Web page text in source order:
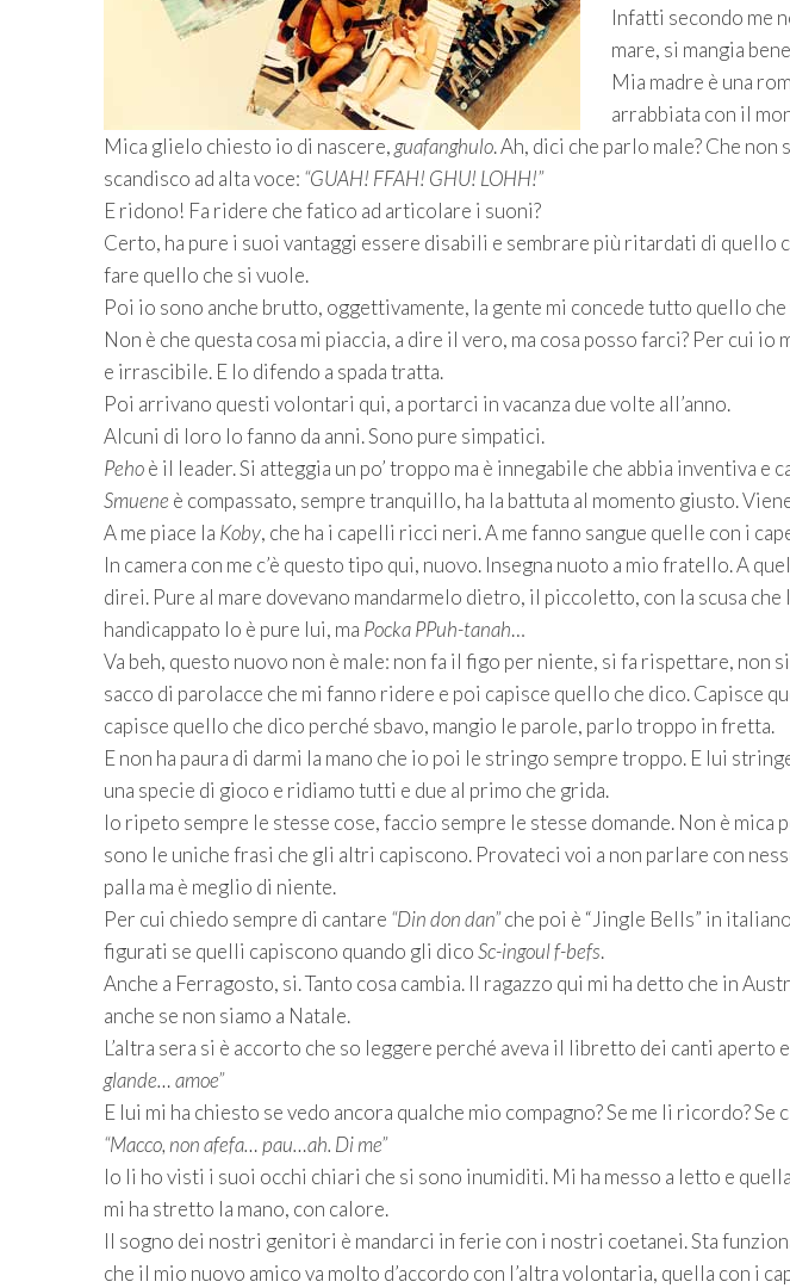
Infatti secondo me
mare, si mangia
Mia madre è una
arrabbiata con il
Mica glielo chiesto io di nascere,guafanghulo. Ah, dici che parlo male? Che non
scandisco ad alta voce: “GUAH! FFAH! GHU! LOHH!”
E ridono! Fa ridere che fatico ad articolare i suoni?
Certo, ha pure i suoi vantaggi essere disabili e sembrare più ritardati di quello
fare quello che si vuole.
Poi io sono anche brutto, oggettivamente, la gente mi concede tutto quello
Non è che questa cosa mi piaccia, a dire il vero, ma cosa posso farci? Per cui
e irrascibile. E lo difendo a spada tratta.
Poi arrivano questi volontari qui, a portarci in vacanza due volte all’anno.
Alcuni di loro lo fanno da anni. Sono pure simpatici.
Pehoè il leader. Si atteggia un po’ troppo ma è innegabile che abbia inventiva e
Smuene è compassato, sempre tranquillo, ha la battuta al momento giusto.
A me piace la Koby, che ha i capelli ricci neri. A me fanno sangue quelle con i
In camera con me c’è questo tipo qui, nuovo. Insegna nuoto a mio fratello. A
direi. Pure al mare dovevano mandarmelo dietro, il piccoletto, con la scusa che
handicappato lo è pure lui, ma Pocka PPuh-tanah…
Va beh, questo nuovo non è male: non fa il figo per niente, si fa rispettare, non
sacco di parolacce che mi fanno ridere e poi capisce quello che dico. Capisce
capisce quello che dico perché sbavo, mangio le parole, parlo troppo in fretta.
E non ha paura di darmi la mano che io poi le stringo sempre troppo. E lui
una specie di gioco e ridiamo tutti e due al primo che grida.
Io ripeto sempre le stesse cose, faccio sempre le stesse domande. Non è mica
sono le uniche frasi che gli altri capiscono. Provateci voi a non parlare con
palla ma è meglio di niente.
Per cui chiedo sempre di cantare “Din don dan”che poi è “Jingle Bells” in
figurati se quelli capiscono quando gli dicoSc-ingoul f-befs.
Anche a Ferragosto, si. Tanto cosa cambia. Il ragazzo qui mi ha detto che in
anche se non siamo a Natale.
L’altra sera si è accorto che so leggere perché aveva il libretto dei canti aperto
glande… amoe”
E lui mi ha chiesto se vedo ancora qualche mio compagno? Se me li ricordo? Se
“Macco, non afefa… pau…ah. Di me”
Io li ho visti i suoi occhi chiari che si sono inumiditi. Mi ha messo a letto e
mi ha stretto la mano, con calore.
Il sogno dei nostri genitori è mandarci in ferie con i nostri coetanei. Sta
che il mio nuovo amico va molto d’accordo con l’altra volontaria, quella con i